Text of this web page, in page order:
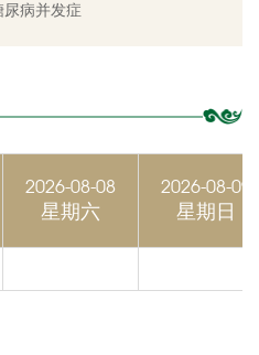
病并发症
2026-08-08
星期六
2026-08-09
星期日